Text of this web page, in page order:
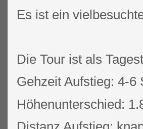
Es ist ein
Die Tour ist als
Gehzeit Aufstieg: 4-6
Höhenunterschied: